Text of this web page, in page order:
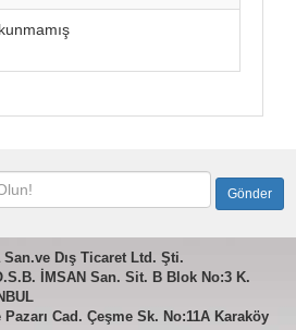
Dış Ticaret Ltd. Şti.
İMSAN San. Sit. B Blok No:3 K.
Cad. Çeşme Sk. No:11A Karaköy